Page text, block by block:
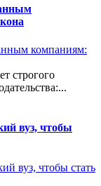
строгого
вуз, чтобы